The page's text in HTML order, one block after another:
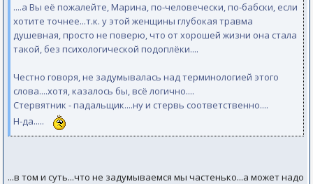
....а Вы её пожалейте, Марина, по-человечески, по-бабски, если
хотите точнее...т.к. у этой женщины глубокая травма
душевная, просто не поверю, что от хорошей жизни она стала
такой, без психологической подоплёки....
Честно говоря, не задумывалась над терминологией этого
слова....хотя, казалось бы, всё логично....
Стервятник - падальщик....ну и стервь соответственно....
Н-да.....
...в том и суть...что не задумываемся мы частенько...а может надо